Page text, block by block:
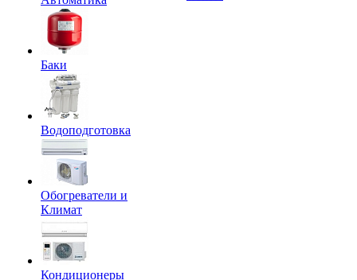
Баки
Водоподготовка
Обогреватели и
Климат
Кондиционеры